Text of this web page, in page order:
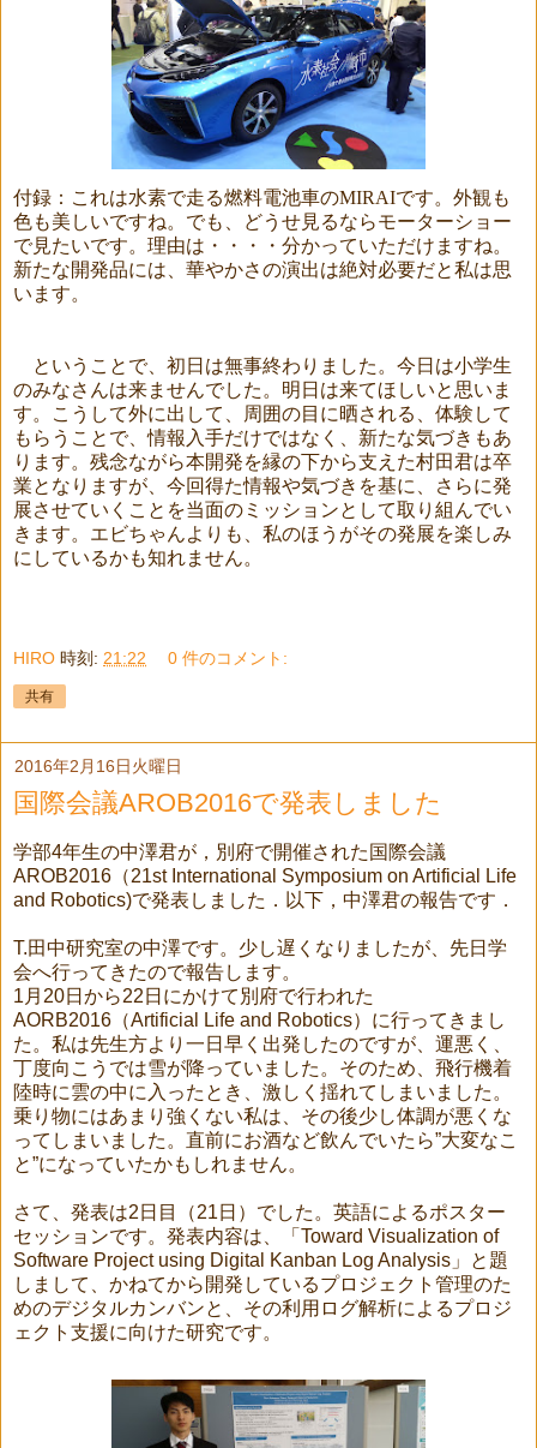
付録：これは水素で走る燃料電池車のMIRAIです。外観も
色も美しいですね。でも、どうせ見るならモーターショー
で見たいです。理由は・・・・分かっていただけますね。
新たな開発品には、華やかさの演出は絶対必要だと私は思
います。
ということで、初日は無事終わりました。今日は小学生
のみなさんは来ませんでした。明日は来てほしいと思いま
す。こうして外に出して、周囲の目に晒される、体験して
もらうことで、情報入手だけではなく、新たな気づきもあ
ります。残念ながら本開発を縁の下から支えた村田君は卒
業となりますが、今回得た情報や気づきを基に、さらに発
展させていくことを当面のミッションとして取り組んでい
きます。エビちゃんよりも、私のほうがその発展を楽しみ
にしているかも知れません。
HIRO 時刻: 21:22 0 件のコメント:
共有
2016年2月16日火曜日
国際会議AROB2016で発表しました
学部4年生の中澤君が，別府で開催された国際会議
AROB2016（21st International Symposium on Artificial Life
and Robotics)で発表しました．以下，中澤君の報告です．
T.田中研究室の中澤です。少し遅くなりましたが、先日学
会へ行ってきたので報告します。
1月20日から22日にかけて別府で行われた
AORB2016（Artificial Life and Robotics）に行ってきまし
た。私は先生方より一日早く出発したのですが、運悪く、
丁度向こうでは雪が降っていました。そのため、飛行機着
陸時に雲の中に入ったとき、激しく揺れてしまいました。
乗り物にはあまり強くない私は、その後少し体調が悪くな
ってしまいました。直前にお酒など飲んでいたら”大変なこ
と”になっていたかもしれません。
さて、発表は2日目（21日）でした。英語によるポスター
セッションです。発表内容は、「Toward Visualization of
Software Project using Digital Kanban Log Analysis」と題
しまして、かねてから開発しているプロジェクト管理のた
めのデジタルカンバンと、その利用ログ解析によるプロジ
ェクト支援に向けた研究です。